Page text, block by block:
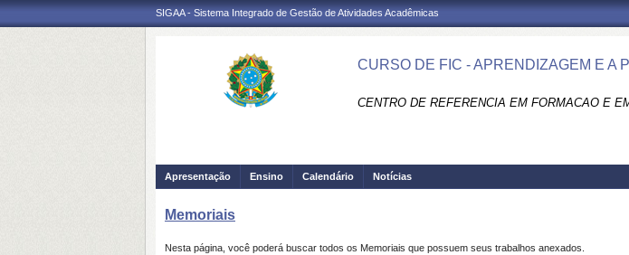
SIGAA - Sistema Integrado de Gestão de Atividades Acadêmicas
CURSO DE FIC - APRENDIZAGEM E A
CENTRO DE REFERENCIA EM FORMACAO E
Apresentação Ensino Calendário Notícias
Memoriais
Nesta página, você poderá buscar todos os Memoriais que possuem seus trabalhos anexados.